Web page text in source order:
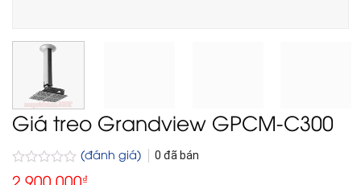
Giá treo Grandview GPCM-C300
Được
(đánh giá) 0 đã bán
2.900.000₫